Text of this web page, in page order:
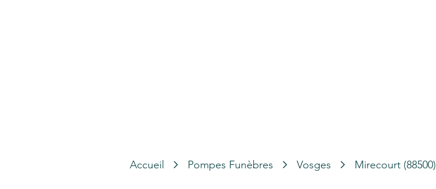
Accueil Pompes Funèbres Vosges Mirecourt (88500)